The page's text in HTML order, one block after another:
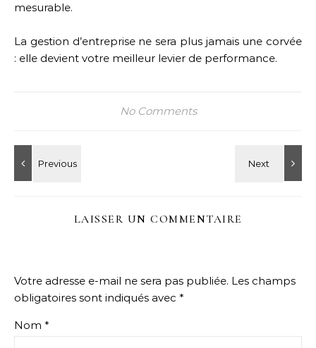
mesurable.
La gestion d’entreprise ne sera plus jamais une corvée
: elle devient votre meilleur levier de performance.
No Comments
LAISSER UN COMMENTAIRE
Votre adresse e-mail ne sera pas publiée. Les champs
obligatoires sont indiqués avec *
Nom *